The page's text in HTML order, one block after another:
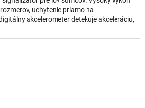
uchytenie priamo na
akcelerometer detekuje akceleráciu,